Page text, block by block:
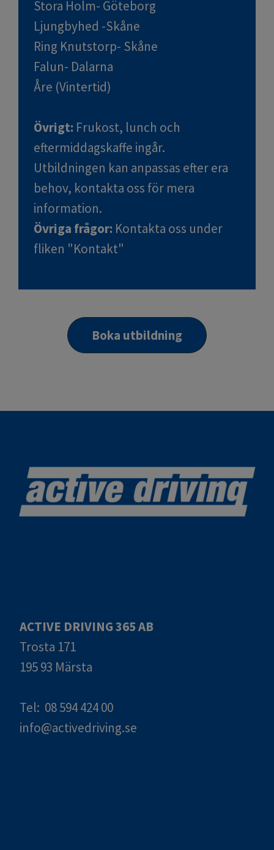
Stora Holm- Göteborg
Ljungbyhed -Skåne
Ring Knutstorp- Skåne
Falun- Dalarna
Åre (Vintertid)
Övrigt: Frukost, lunch och
eftermiddagskaffe ingår.
Utbildningen kan anpassas efter era
behov, kontakta oss för mera
information.
Övriga frågor: Kontakta oss under
fliken "Kontakt"
Boka utbildning
ACTIVE DRIVING 365 AB
Trosta 171
195 93 Märsta
Tel: 08 594 424 00
info@activedriving.se